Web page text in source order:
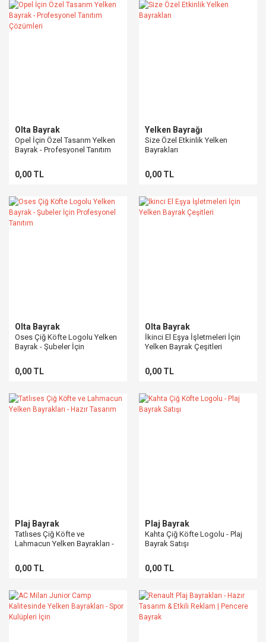
Olta Bayrak
Opel İçin Özel Tasarım Yelken
Bayrak - Profesyonel Tanıtım
0,00 TL
Yelken Bayrağı
Size Özel Etkinlik Yelken
Bayrakları
0,00 TL
Olta Bayrak
Oses Çiğ Köfte Logolu Yelken
Bayrak - Şubeler İçin
0,00 TL
Olta Bayrak
İkinci El Eşya İşletmeleri İçin
Yelken Bayrak Çeşitleri
0,00 TL
Plaj Bayrak
Tatlıses Çiğ Köfte ve
Lahmacun Yelken Bayrakları -
0,00 TL
Plaj Bayrak
Kahta Çiğ Köfte Logolu - Plaj
Bayrak Satışı
0,00 TL